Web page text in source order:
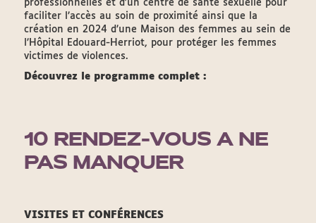
professionnelles et d'un centre de santé sexuelle pour
faciliter l’accès au soin de proximité ainsi que la
création en 2024 d’une Maison des femmes au sein de
l’Hôpital Edouard-Herriot, pour protéger les femmes
victimes de violences.
Découvrez le programme complet :
10 RENDEZ-VOUS A NE
PAS MANQUER
VISITES ET CONFÉRENCES